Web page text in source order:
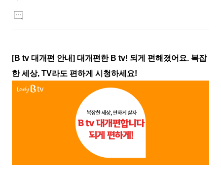
문
댓
글
[B tv 대개편 안내] 대개편한 B tv! 되게 편해졌어요. 복잡
한 세상, TV라도 편하게 시청하세요!